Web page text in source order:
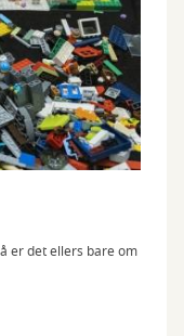
er det ellers bare om